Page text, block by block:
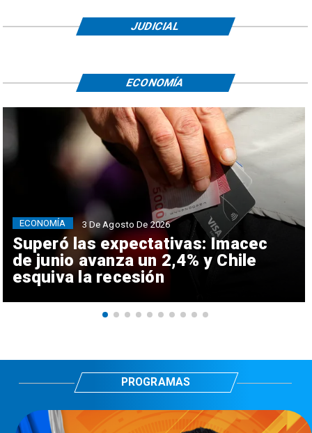
JUDICIAL
Superó las expectativas: Imacec
de junio avanza un 2,4% y Chile
esquiva la recesión
ECONOMÍA 3 De Agosto De 2026
ECONOMÍA
PROGRAMAS